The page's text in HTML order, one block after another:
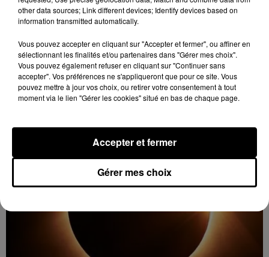
9 août 2026
PRUVOST ET JEAN-PAUL AMETTE
Du 13 au 29 août, jeudi et vendredi de 10h00 à 12h00 ,
samedi de 10h00 à 12h00 et de 16h00 à 18h00 à
Arrou (Vald'Yerre), Point Info (4 Grande Rue) :...
other data sources; Link different devices; Identify devices based on
information transmitted automatically.
Vous pouvez accepter en cliquant sur "Accepter et fermer", ou affiner en
sélectionnant les finalités et/ou partenaires dans "Gérer mes choix".
Vous pouvez également refuser en cliquant sur "Continuer sans
accepter". Vos préférences ne s'appliqueront que pour ce site. Vous
pouvez mettre à jour vos choix, ou retirer votre consentement à tout
moment via le lien "Gérer les cookies" situé en bas de chaque page.
Gérer mes choix
Accepter et fermer